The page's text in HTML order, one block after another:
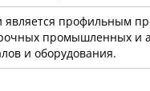
является профильным
промышленных и
и оборудования.